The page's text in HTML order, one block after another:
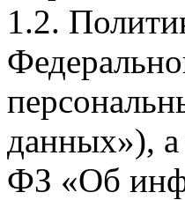
1.2.
данных»), а
ФЗ «Об